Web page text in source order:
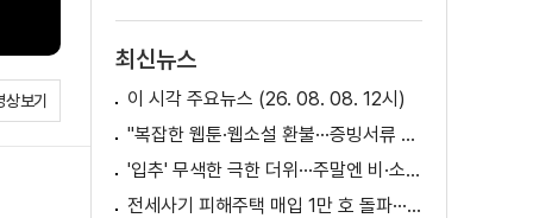
보기
최신뉴스
이 시각 주요뉴스 (26. 08. 08. 12시)
"복잡한 웹툰·웹소설 환불···증빙서류 요구까지"
'입추' 무색한 극한 더위···주말엔 비·소나기
전세사기 피해주택 매입 1만 호 돌파···피해 지원 속도